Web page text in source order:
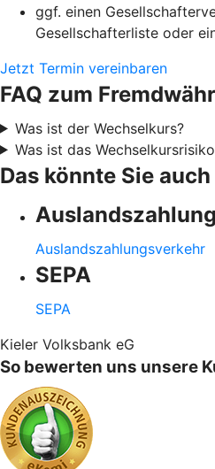
ggf. einen
Gesellschafterliste oder
Jetzt Termin vereinbaren
FAQ zum
Was ist der Wechselkurs?
Was ist das
Das könnte Sie
Auslandszahlungsverkehr
SEPA
SEPA
Kieler Volksbank eG
So bewerten uns unsere